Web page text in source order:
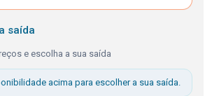
saída
e escolha a sua saída
acima para escolher a sua saída.